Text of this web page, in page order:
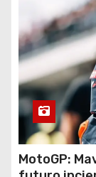
MotoGP: